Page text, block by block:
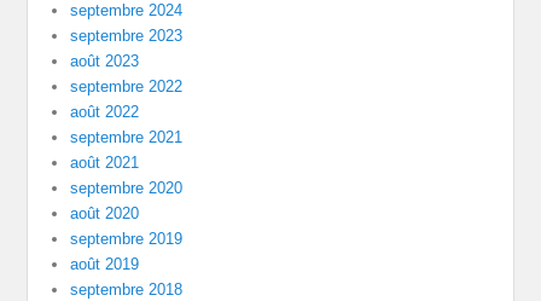
septembre 2024
septembre 2023
août 2023
septembre 2022
août 2022
septembre 2021
août 2021
septembre 2020
août 2020
septembre 2019
août 2019
septembre 2018